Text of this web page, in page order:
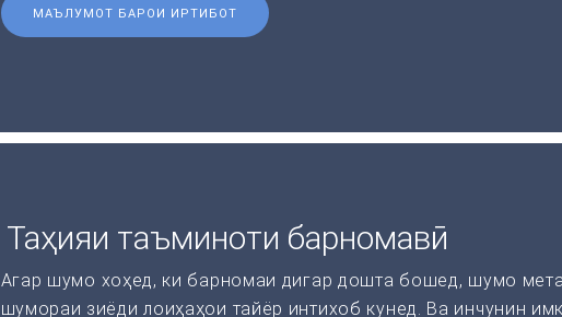
МАЪЛУМОТ БАРОИ ИРТИБОТ
Таҳияи таъминоти барномавӣ
Агар шумо хоҳед, ки барномаи дигар дошта бошед, шумо
шумораи зиёди лоиҳаҳои тайёр интихоб кунед. Ва инчунин